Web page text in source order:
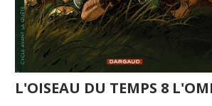
L'OISEAU DU TEMPS 8